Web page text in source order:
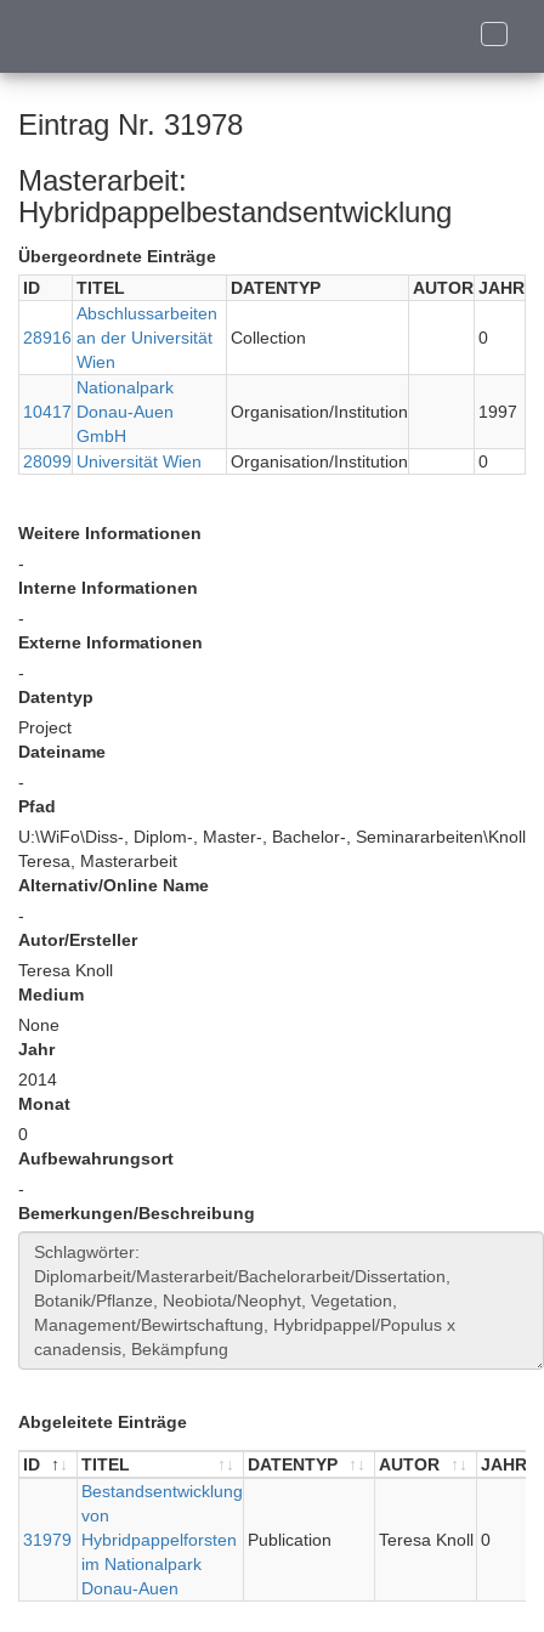
Toggle
Eintrag Nr. 31978
Masterarbeit:
Hybridpappelbestandsentwicklung
Übergeordnete Einträge
ID
TITEL DATENTYP AUTOR JAHR
28916
Abschlussarbeiten
an der Universität
Wien
Collection 0
10417
Nationalpark
Donau-Auen
GmbH
Organisation/Institution 1997
28099 Universität Wien Organisation/Institution 0
Weitere Informationen
-
Interne Informationen
-
Externe Informationen
-
Datentyp
Project
Dateiname
-
Pfad
U:\WiFo\Diss-, Diplom-, Master-, Bachelor-, Seminararbeiten\Knoll
Teresa, Masterarbeit
Alternativ/Online Name
-
Autor/Ersteller
Teresa Knoll
Medium
None
Jahr
2014
Monat
0
Aufbewahrungsort
-
Bemerkungen/Beschreibung
Abgeleitete Einträge
ID TITEL DATENTYP AUTOR
JAHR
TITEL
31979
Bestandsentwicklung
von
Hybridpappelforsten
im Nationalpark
Donau-Auen
Publication Teresa Knoll 0